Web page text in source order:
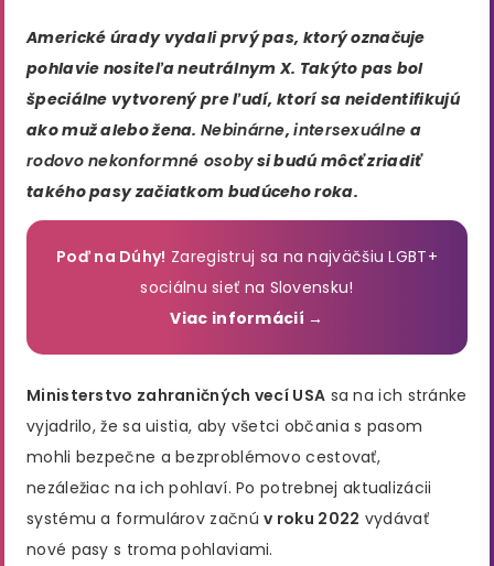
Americké úrady vydali prvý pas, ktorý označuje
pohlavie nositeľa neutrálnym X. Takýto pas bol
špeciálne vytvorený pre ľudí, ktorí sa neidentifikujú
ako muž alebo žena. Nebinárne,intersexuálne a
rodovo nekonformné osobysi budú môcť zriadiť
takého pasy začiatkom budúceho roka.
Poď na Dúhy! Zaregistruj sa na najväčšiu LGBT+
sociálnu sieť na Slovensku!
Viac informácií →
Ministerstvo zahraničných vecí USA sa na ich stránke
vyjadrilo, že sa uistia, aby všetci občania s pasom
mohli bezpečne a bezproblémovo cestovať,
nezáležiac na ich pohlaví. Po potrebnej aktualizácii
systému a formulárov začnúv roku 2022 vydávať
nové pasy s troma pohlaviami.